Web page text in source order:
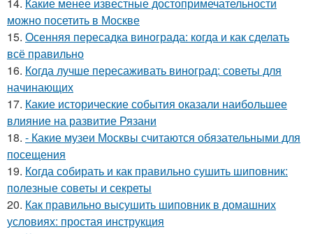
можно посетить в Москве
15. Осенняя пересадка винограда: когда и как сделать
всё правильно
16. Когда лучше пересаживать виноград: советы для
начинающих
17. Какие исторические события оказали наибольшее
влияние на развитие Рязани
18. - Какие музеи Москвы считаются обязательными для
посещения
19. Когда собирать и как правильно сушить шиповник:
полезные советы и секреты
20. Как правильно высушить шиповник в домашних
условиях: простая инструкция